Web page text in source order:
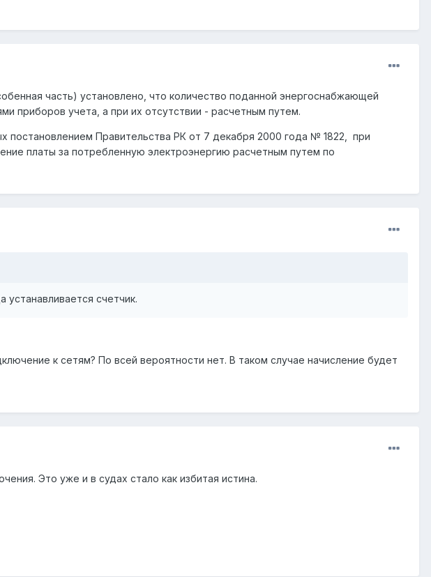
часть) установлено, что количество поданной энергоснабжающей
приборов учета, а при их отсутствии - расчетным путем.
постановлением Правительства РК от 7 декабря 2000 года № 1822, при
платы за потребленную электроэнергию расчетным путем по
счетчик.
к сетям? По всей вероятности нет. В таком случае начисление будет
Это уже и в судах стало как избитая истина.